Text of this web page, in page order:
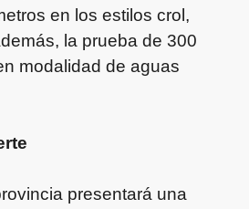
en los estilos crol,
la prueba de 300
modalidad de aguas
presentará una